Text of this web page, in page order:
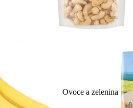
Ovoce a zelenina